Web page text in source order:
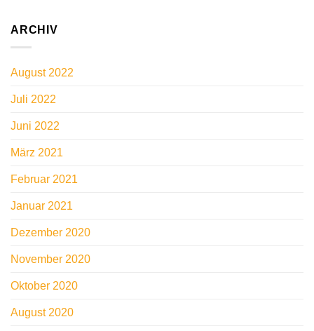
ARCHIV
August 2022
Juli 2022
Juni 2022
März 2021
Februar 2021
Januar 2021
Dezember 2020
November 2020
Oktober 2020
August 2020